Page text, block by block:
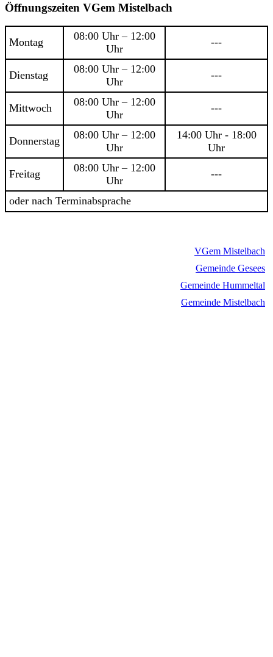
Öffnungszeiten VGem Mistelbach
Montag
08:00 Uhr – 12:00
Uhr
---
Dienstag
08:00 Uhr – 12:00
Uhr
---
Mittwoch
08:00 Uhr – 12:00
Uhr
---
Donnerstag
08:00 Uhr – 12:00
Uhr
14:00 Uhr - 18:00
Uhr
Freitag
08:00 Uhr – 12:00
Uhr
---
oder nach Terminabsprache
VGem Mistelbach
Gemeinde Gesees
Gemeinde Hummeltal
Gemeinde Mistelbach